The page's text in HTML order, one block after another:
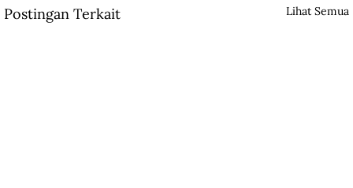
Postingan Terkait Lihat Semua